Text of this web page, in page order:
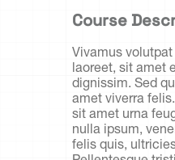
Course
Vivamus
laoreet, sit amet
dignissim. Sed
amet viverra
sit amet urna
nulla ipsum,
felis quis,